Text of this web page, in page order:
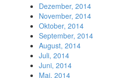
Dezember, 2014
November, 2014
Oktober, 2014
September, 2014
August, 2014
Juli, 2014
Juni, 2014
Mai, 2014